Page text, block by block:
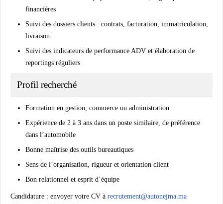
financières
Suivi des dossiers clients : contrats, facturation, immatriculation,
livraison
Suivi des indicateurs de performance ADV et élaboration de
reportings réguliers
Profil recherché
Formation en gestion, commerce ou administration
Expérience de 2 à 3 ans dans un poste similaire, de préférence
dans l’automobile
Bonne maîtrise des outils bureautiques
Sens de l’organisation, rigueur et orientation client
Bon relationnel et esprit d’équipe
Candidature : envoyer votre CV à recrutement@autonejma.ma